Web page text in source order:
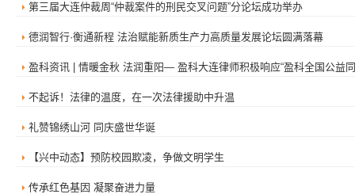
第三届大连仲裁周“仲裁案件的刑民交叉问题”分论坛成功举办
德润智行·衡通新程 法治赋能新质生产力高质量发展论坛圆满落幕
盈科资讯 | 情暖金秋 法润重阳— 盈科大连律师积极响应“盈科全国公益
不起诉！法律的温度，在一次法律援助中升温
礼赞锦绣山河 同庆盛世华诞
【兴中动态】预防校园欺凌，争做文明学生
传承红色基因 凝聚奋进力量